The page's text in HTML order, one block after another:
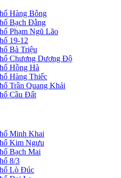
Hàng Bông
Bạch Đằng
Phạm Ngũ Lão
19-12
Bà Triệu
Chương Dương Độ
Hồng Hà
Hàng Thiếc
Trần Quang Khải
Cầu Đất
Minh Khai
Kim Ngưu
Bạch Mai
8/3
Lò Đúc